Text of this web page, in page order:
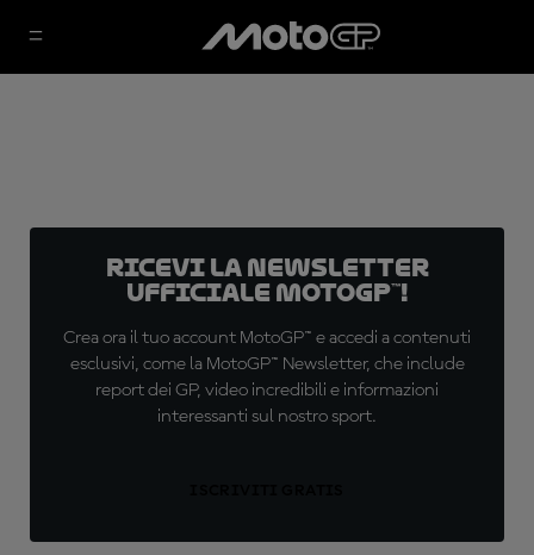
Ricevi la newsletter
ufficiale MotoGP™!
Crea ora il tuo account MotoGP™ e accedi a contenuti
esclusivi, come la MotoGP™ Newsletter, che include
report dei GP, video incredibili e informazioni
interessanti sul nostro sport.